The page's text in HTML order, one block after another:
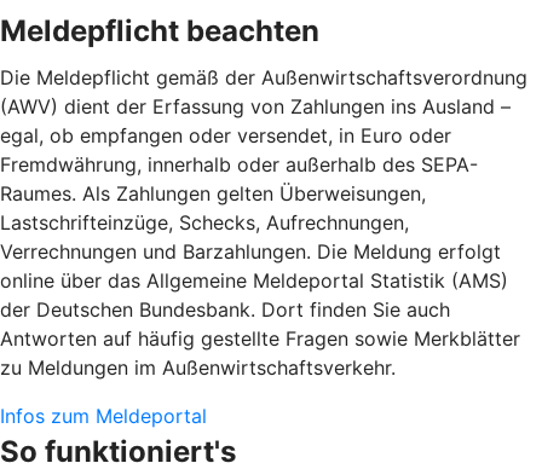
Meldepflicht beachten
Die Meldepflicht gemäß der Außenwirtschaftsverordnung
(AWV) dient der Erfassung von Zahlungen ins Ausland –
egal, ob empfangen oder versendet, in Euro oder
Fremdwährung, innerhalb oder außerhalb des SEPA-
Raumes. Als Zahlungen gelten Überweisungen,
Lastschrifteinzüge, Schecks, Aufrechnungen,
Verrechnungen und Barzahlungen. Die Meldung erfolgt
online über das Allgemeine Meldeportal Statistik (AMS)
der Deutschen Bundesbank. Dort finden Sie auch
Antworten auf häufig gestellte Fragen sowie Merkblätter
zu Meldungen im Außenwirtschaftsverkehr.
Infos zum Meldeportal
So funktioniert's